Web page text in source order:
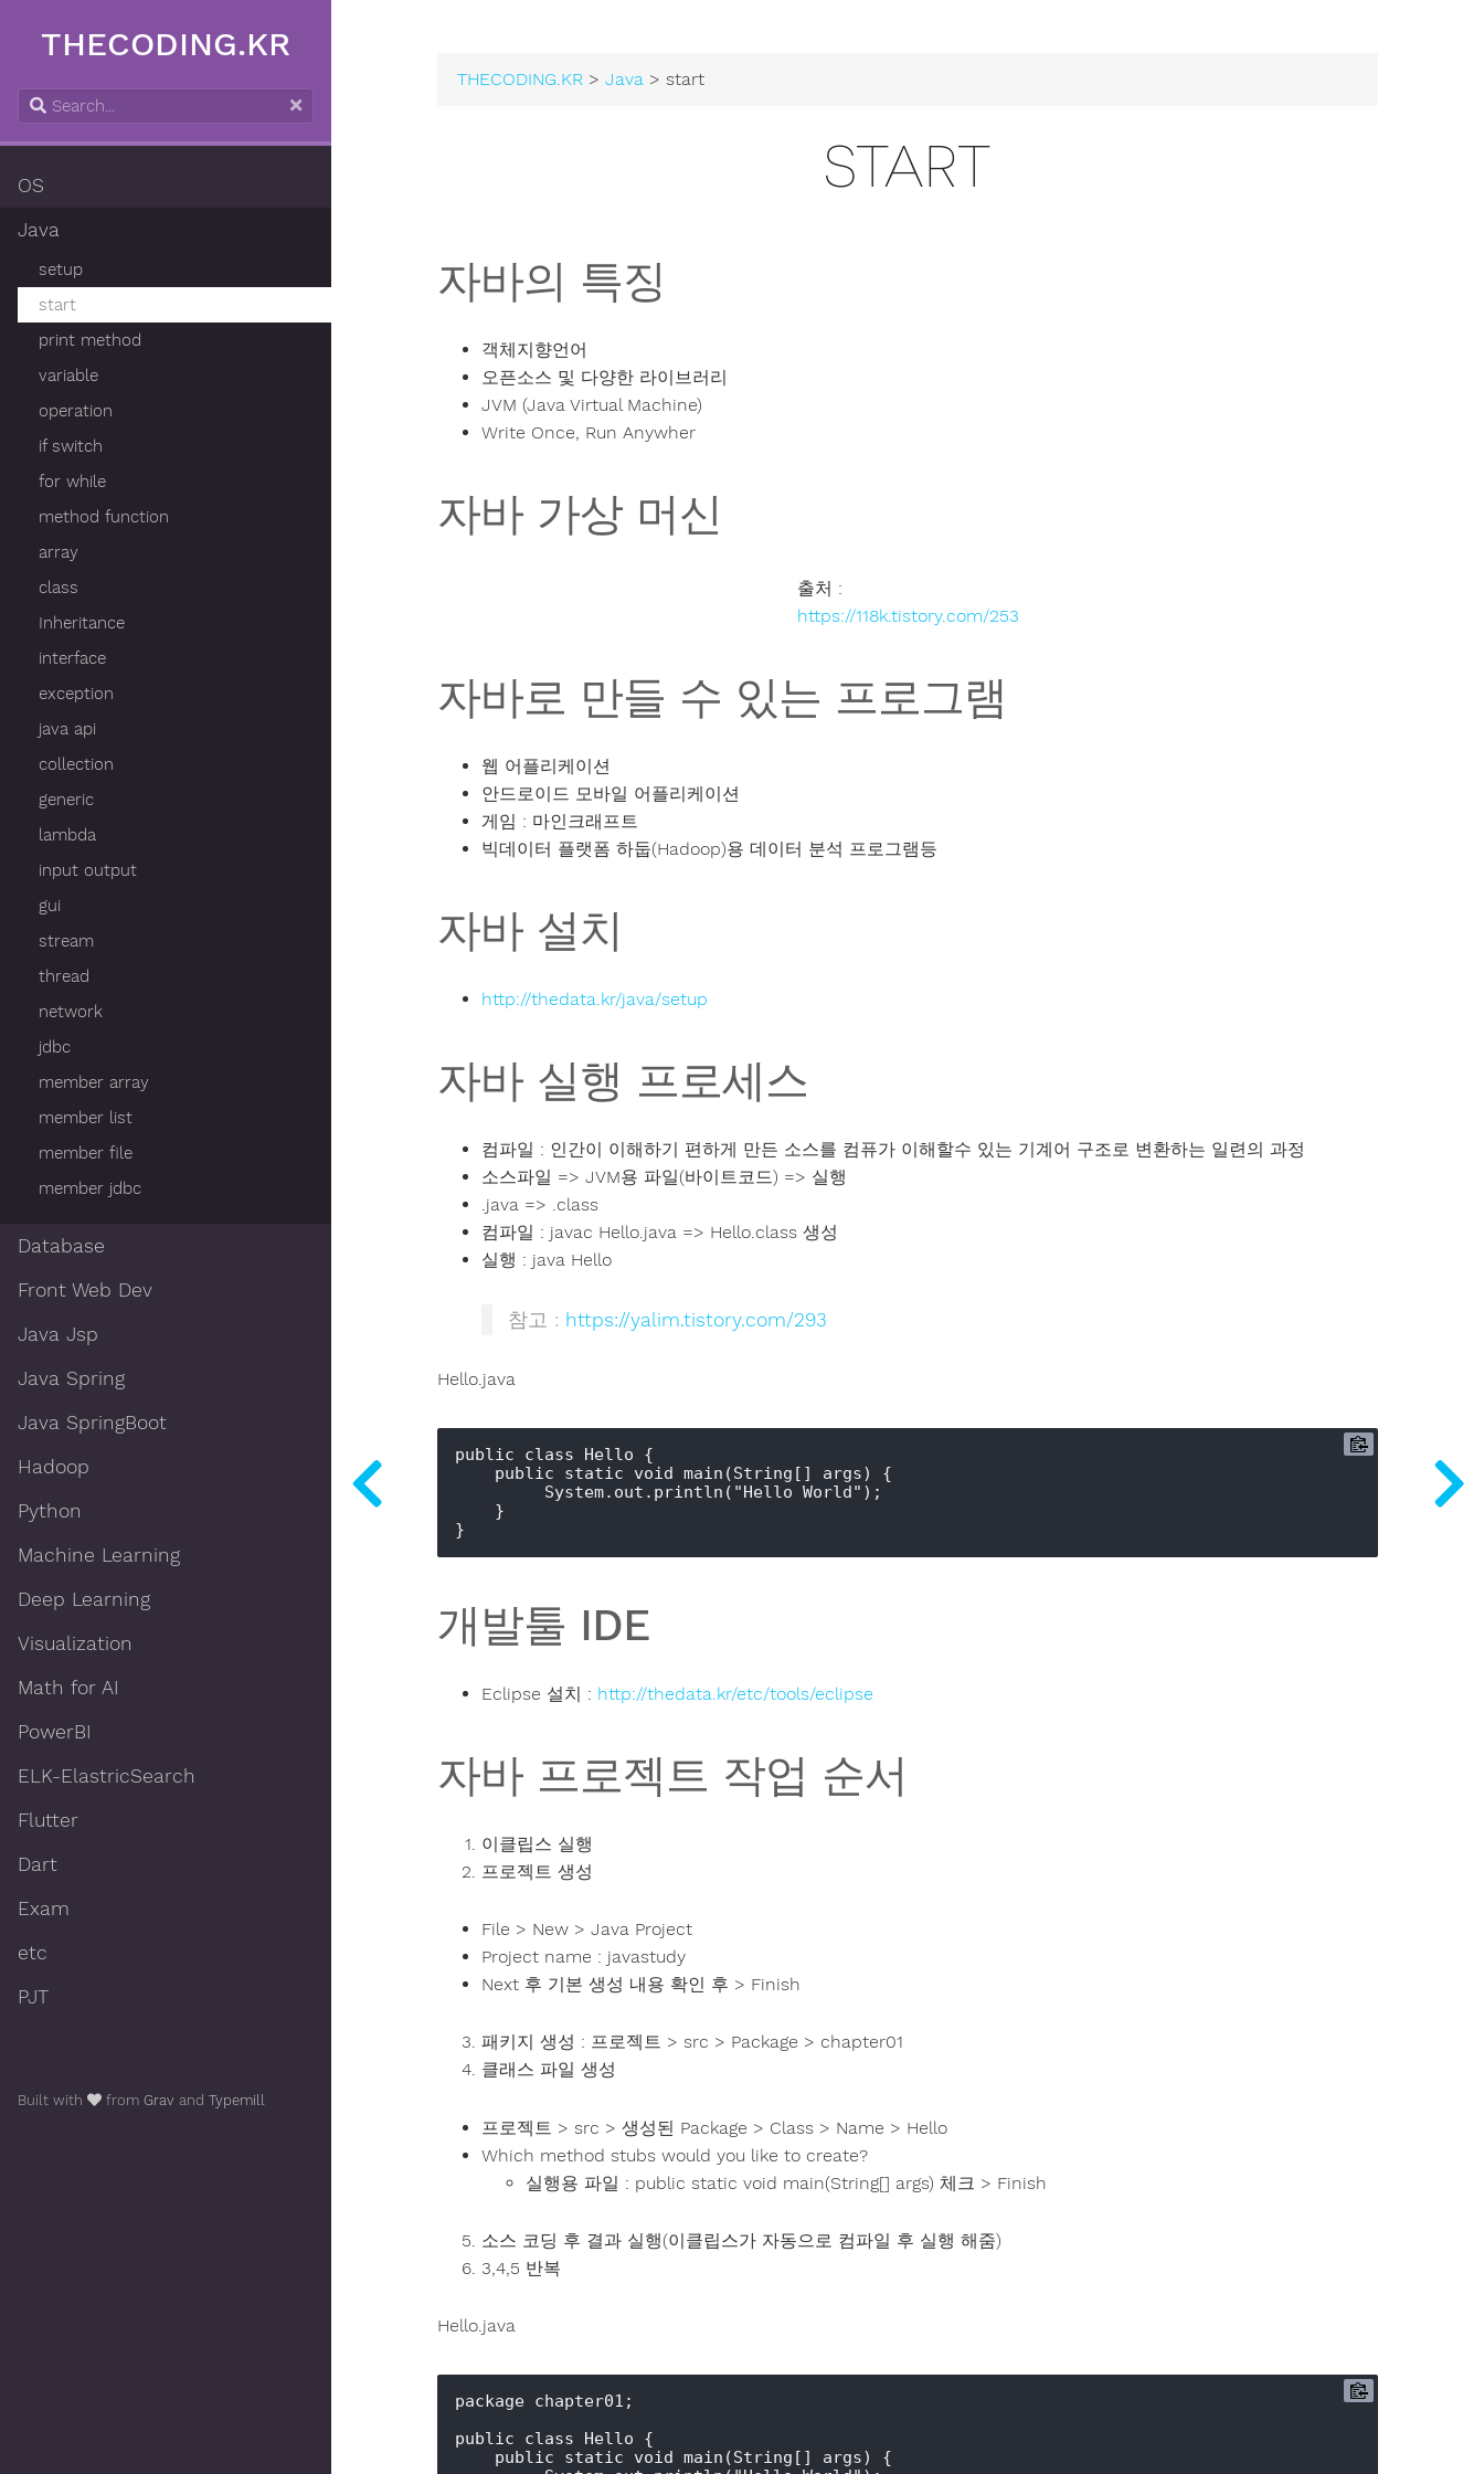
THECODING.KR
OS
Java
setup
start
print method
variable
operation
if switch
for while
method function
array
class
Inheritance
interface
exception
java api
collection
generic
lambda
input output
gui
stream
thread
network
jdbc
member array
member list
member file
member jdbc
Database
Front Web Dev
Java Jsp
Java Spring
Java SpringBoot
Hadoop
Python
Machine Learning
Deep Learning
Visualization
Math for AI
PowerBI
ELK-ElastricSearch
Flutter
Dart
Exam
etc
PJT
Built with from Grav and Typemill
THECODING.KR> Java> start
START
자바의 특징
객체지향언어
오픈소스 및 다양한 라이브러리
JVM (Java Virtual Machine)
Write Once, Run Anywher
자바 가상 머신
출처 :
https://118k.tistory.com/253
자바로 만들 수 있는 프로그램
웹 어플리케이션
안드로이드 모바일 어플리케이션
게임 : 마인크래프트
빅데이터 플랫폼 하둡(Hadoop)용 데이터 분석 프로그램등
자바 설치
http://thedata.kr/java/setup
자바 실행 프로세스
컴파일 : 인간이 이해하기 편하게 만든 소스를 컴퓨가 이해할수 있는 기계어 구조로 변환하는 일련의 과정
소스파일 => JVM용 파일(바이트코드) => 실행
.java => .class
컴파일 : javac Hello.java => Hello.class 생성
실행 : java Hello
참고 : https://yalim.tistory.com/293
Hello.java
public class Hello {
    public static void main(String[] args) {
         System.out.println("Hello World");
    }
}
개발툴 IDE
Eclipse 설치 : http://thedata.kr/etc/tools/eclipse
자바 프로젝트 작업 순서
이클립스 실행
프로젝트 생성
File > New > Java Project
Project name : javastudy
Next 후 기본 생성 내용 확인 후 > Finish
패키지 생성 : 프로젝트 > src > Package > chapter01
클래스 파일 생성
프로젝트 > src > 생성된 Package > Class > Name > Hello
Which method stubs would you like to create?
실행용 파일 : public static void main(String[] args) 체크 > Finish
소스 코딩 후 결과 실행(이클립스가 자동으로 컴파일 후 실행 해줌)
3,4,5 반복
Hello.java
package chapter01;
public class Hello {
    public static void main(String[] args) {